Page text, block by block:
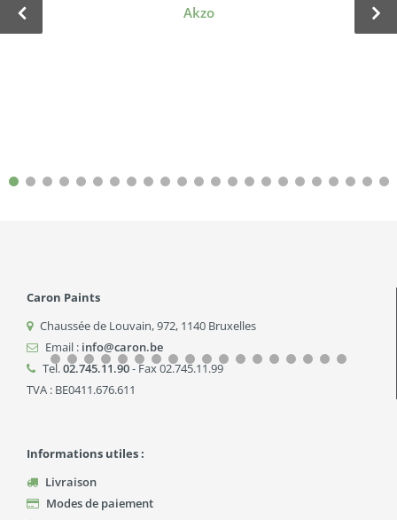
Akzo
Caron Paints
Chaussée de Louvain, 972, 1140 Bruxelles
Email : info@caron.be
Tel.02.745.11.90- Fax 02.745.11.99
TVA : BE0411.676.611
Informations utiles :
Livraison
Modes de paiement